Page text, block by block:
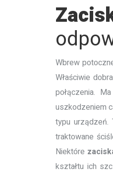
Wbrew
Właściwie
połączenia.
uszkodzeniem
typu urządzeń.
traktowane
Niektóre
kształtu ich